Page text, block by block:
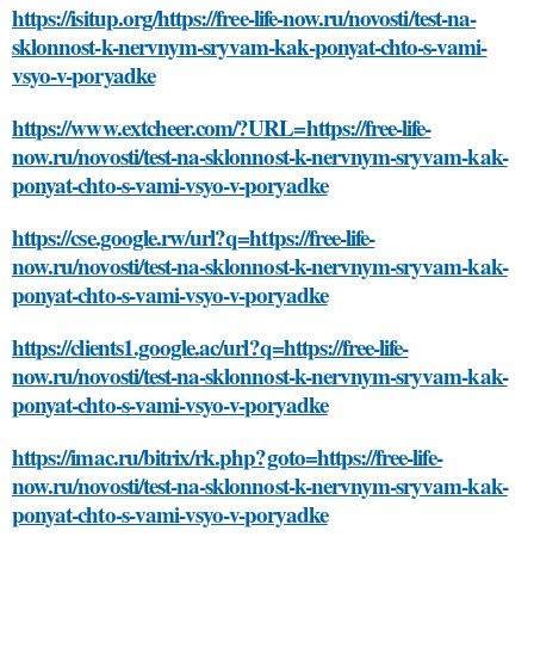
https://isitup.org/https://free-life-now.ru/novosti/test-na-
sklonnost-k-nervnym-sryvam-kak-ponyat-chto-s-vami-
vsyo-v-poryadke
https://www.extcheer.com/?URL=https://free-life-
now.ru/novosti/test-na-sklonnost-k-nervnym-sryvam-kak-
ponyat-chto-s-vami-vsyo-v-poryadke
https://cse.google.rw/url?q=https://free-life-
now.ru/novosti/test-na-sklonnost-k-nervnym-sryvam-kak-
ponyat-chto-s-vami-vsyo-v-poryadke
https://clients1.google.ac/url?q=https://free-life-
now.ru/novosti/test-na-sklonnost-k-nervnym-sryvam-kak-
ponyat-chto-s-vami-vsyo-v-poryadke
https://imac.ru/bitrix/rk.php?goto=https://free-life-
now.ru/novosti/test-na-sklonnost-k-nervnym-sryvam-kak-
ponyat-chto-s-vami-vsyo-v-poryadke